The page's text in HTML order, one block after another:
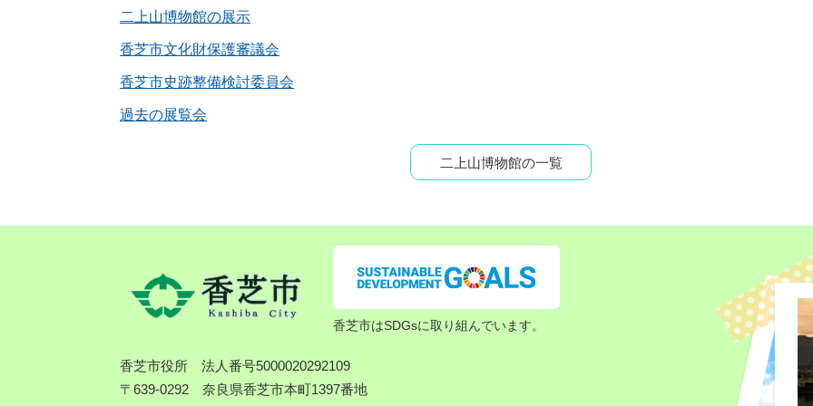
二上山博物館の展示
香芝市文化財保護審議会
香芝市史跡整備検討委員会
過去の展覧会
二上山博物館の一覧
香芝市はSDGsに取り組んでいます。
香芝市役所
法人番号5000020292109
〒639-0292 奈良県香芝市本町1397番地